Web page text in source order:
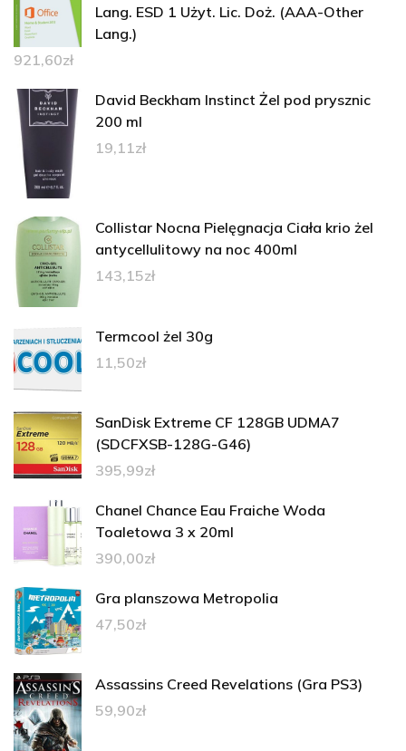
Lang. ESD 1 Użyt. Lic. Doż. (AAA-Other
Lang.)
921,60zł
David Beckham Instinct Żel pod prysznic
200 ml
19,11zł
Collistar Nocna Pielęgnacja Ciała krio żel
antycellulitowy na noc 400ml
143,15zł
Termcool żel 30g
11,50zł
SanDisk Extreme CF 128GB UDMA7
(SDCFXSB-128G-G46)
395,99zł
Chanel Chance Eau Fraiche Woda
Toaletowa 3 x 20ml
390,00zł
Gra planszowa Metropolia
47,50zł
Assassins Creed Revelations (Gra PS3)
59,90zł